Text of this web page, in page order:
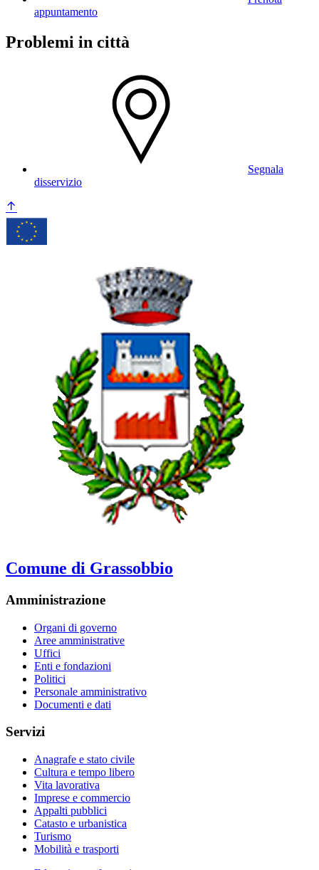
appuntamento
Problemi in città
Segnala
disservizio
Comune di Grassobbio
Amministrazione
Organi di governo
Aree amministrative
Uffici
Enti e fondazioni
Politici
Personale amministrativo
Documenti e dati
Servizi
Anagrafe e stato civile
Cultura e tempo libero
Vita lavorativa
Imprese e commercio
Appalti pubblici
Catasto e urbanistica
Turismo
Mobilità e trasporti